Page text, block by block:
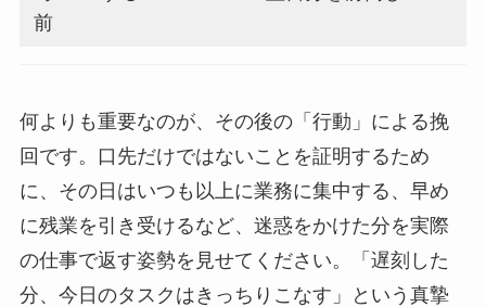
前
何よりも重要なのが、その後の「行動」による挽
回です。口先だけではないことを証明するため
に、その日はいつも以上に業務に集中する、早め
に残業を引き受けるなど、迷惑をかけた分を実際
の仕事で返す姿勢を見せてください。「遅刻した
分、今日のタスクはきっちりこなす」という真摯